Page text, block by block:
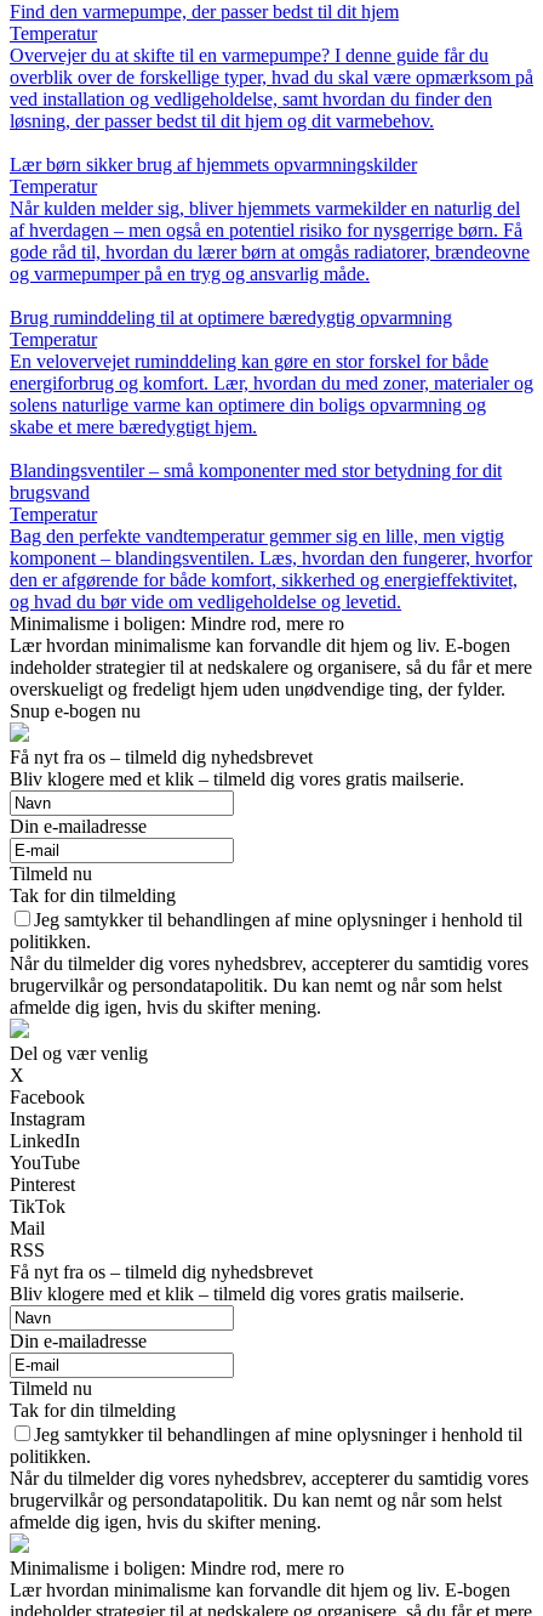
Find den varmepumpe, der passer bedst til dit hjem
Temperatur
Overvejer du at skifte til en varmepumpe? I denne guide får du
overblik over de forskellige typer, hvad du skal være opmærksom på
ved installation og vedligeholdelse, samt hvordan du finder den
løsning, der passer bedst til dit hjem og dit varmebehov.
Lær børn sikker brug af hjemmets opvarmningskilder
Temperatur
Når kulden melder sig, bliver hjemmets varmekilder en naturlig del
af hverdagen – men også en potentiel risiko for nysgerrige børn. Få
gode råd til, hvordan du lærer børn at omgås radiatorer, brændeovne
og varmepumper på en tryg og ansvarlig måde.
Brug ruminddeling til at optimere bæredygtig opvarmning
Temperatur
En velovervejet ruminddeling kan gøre en stor forskel for både
energiforbrug og komfort. Lær, hvordan du med zoner, materialer og
solens naturlige varme kan optimere din boligs opvarmning og
skabe et mere bæredygtigt hjem.
Blandingsventiler – små komponenter med stor betydning for dit
brugsvand
Temperatur
Bag den perfekte vandtemperatur gemmer sig en lille, men vigtig
komponent – blandingsventilen. Læs, hvordan den fungerer, hvorfor
den er afgørende for både komfort, sikkerhed og energieffektivitet,
og hvad du bør vide om vedligeholdelse og levetid.
Minimalisme i boligen: Mindre rod, mere ro
Lær hvordan minimalisme kan forvandle dit hjem og liv. E-bogen
indeholder strategier til at nedskalere og organisere, så du får et mere
overskueligt og fredeligt hjem uden unødvendige ting, der fylder.
Snup e-bogen nu
Få nyt fra os – tilmeld dig nyhedsbrevet
Bliv klogere med et klik – tilmeld dig vores gratis mailserie.
Din e-mailadresse
Tilmeld nu
Tak for din tilmelding
Jeg samtykker til behandlingen af mine oplysninger i henhold til
politikken.
Når du tilmelder dig vores nyhedsbrev, accepterer du samtidig vores
brugervilkår og persondatapolitik. Du kan nemt og når som helst
afmelde dig igen, hvis du skifter mening.
Del og vær venlig
X
Facebook
Instagram
LinkedIn
YouTube
Pinterest
TikTok
Mail
RSS
Få nyt fra os – tilmeld dig nyhedsbrevet
Bliv klogere med et klik – tilmeld dig vores gratis mailserie.
Din e-mailadresse
Tilmeld nu
Tak for din tilmelding
Jeg samtykker til behandlingen af mine oplysninger i henhold til
politikken.
Når du tilmelder dig vores nyhedsbrev, accepterer du samtidig vores
brugervilkår og persondatapolitik. Du kan nemt og når som helst
afmelde dig igen, hvis du skifter mening.
Minimalisme i boligen: Mindre rod, mere ro
Lær hvordan minimalisme kan forvandle dit hjem og liv. E-bogen